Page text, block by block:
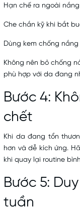
Hạn chế ra ngoài
Che chắn kỹ khi bắt
Dùng kem chống
Không nên bỏ chống
phù hợp với da đang
Bước 4:
chết
Khi da đang tổn
hơn và dễ kích ứng.
khi quay lại routine
Bước 5:
tuần